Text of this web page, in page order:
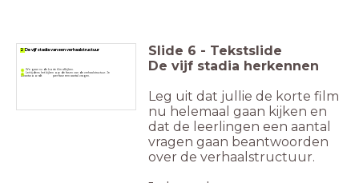
We gaan nu de korte film afkijken.
Let tijdens het kijken op de fasen van de verhaalstructuur. Je
beantwoordt per fase een aantal vragen.
2 De vijf stadia van een verhaalstructuur Slide 6 - Tekstslide
De vijf stadia herkennen
Leg uit dat jullie de korte film
nu helemaal gaan kijken en
dat de leerlingen een aantal
vragen gaan beantwoorden
over de verhaalstructuur.